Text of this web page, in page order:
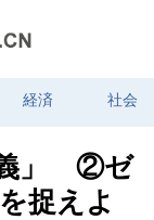
経済 社会
義」 ②ゼ
捉えよ